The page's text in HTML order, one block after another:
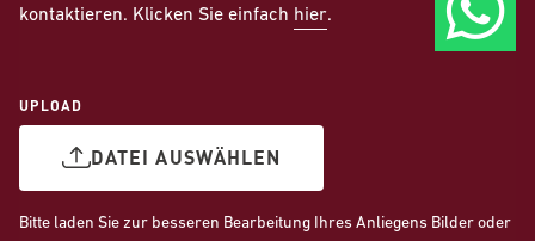
kontaktieren. Klicken Sie einfach hier
UPLOAD
DATEI AUSWÄHLEN
Bitte laden Sie zur besseren Bearbeitung Ihres Anliegens Bilder oder